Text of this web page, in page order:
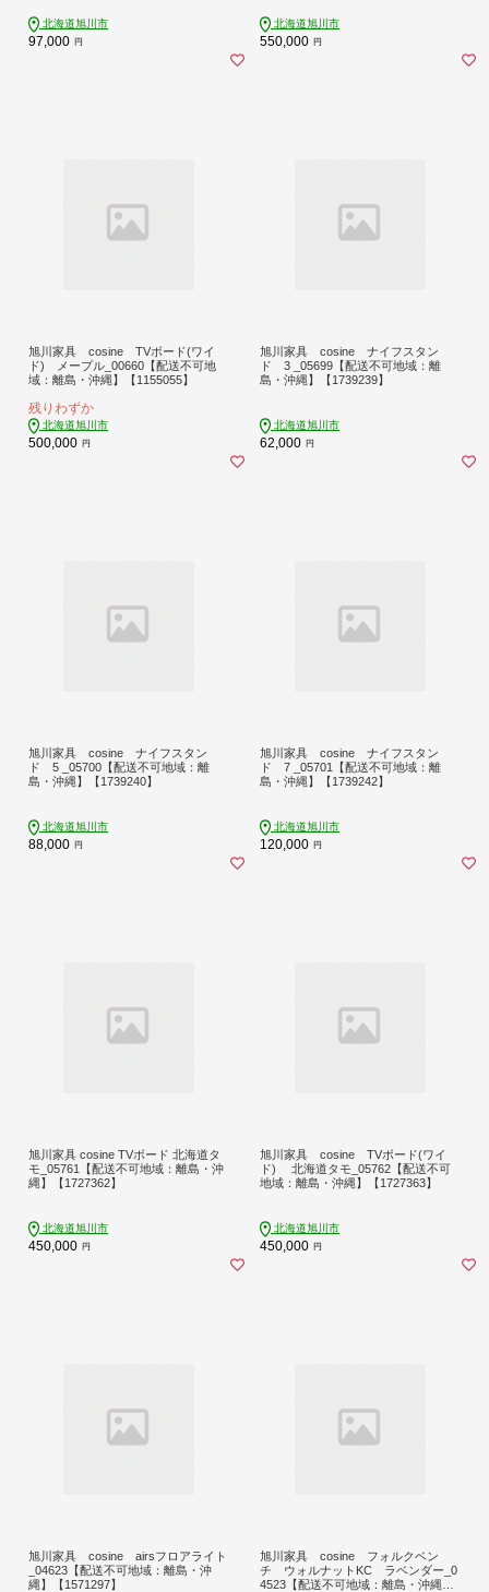
北海道旭川市
97,000 円
北海道旭川市
550,000 円
旭川家具 cosine TVボード(ワイ
ド) メープル_00660【配送不可地
域：離島・沖縄】【1155055】
残りわずか
北海道旭川市
500,000 円
旭川家具 cosine ナイフスタン
ド 3 _05699【配送不可地域：離
島・沖縄】【1739239】
北海道旭川市
62,000 円
旭川家具 cosine ナイフスタン
ド 5 _05700【配送不可地域：離
島・沖縄】【1739240】
北海道旭川市
88,000 円
旭川家具 cosine ナイフスタン
ド 7 _05701【配送不可地域：離
島・沖縄】【1739242】
北海道旭川市
120,000 円
旭川家具 cosine TVボード 北海道タ
モ_05761【配送不可地域：離島・沖
縄】【1727362】
北海道旭川市
450,000 円
旭川家具 cosine TVボード(ワイ
ド) 北海道タモ_05762【配送不可
地域：離島・沖縄】【1727363】
北海道旭川市
450,000 円
旭川家具 cosine airsフロアライト
_04623【配送不可地域：離島・沖
縄】【1571297】
旭川家具 cosine フォルクベン
チ ウォルナットKC ラベンダー_0
4523【配送不可地域：離島・沖縄】